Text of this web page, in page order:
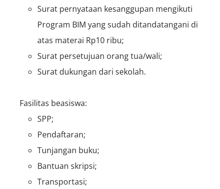
Surat pernyataan kesanggupan mengikuti
Program BIM yang sudah ditandatangani di
atas materai Rp10 ribu;
Surat persetujuan orang tua/wali;
Surat dukungan dari sekolah.
Fasilitas beasiswa:
SPP;
Pendaftaran;
Tunjangan buku;
Bantuan skripsi;
Transportasi;